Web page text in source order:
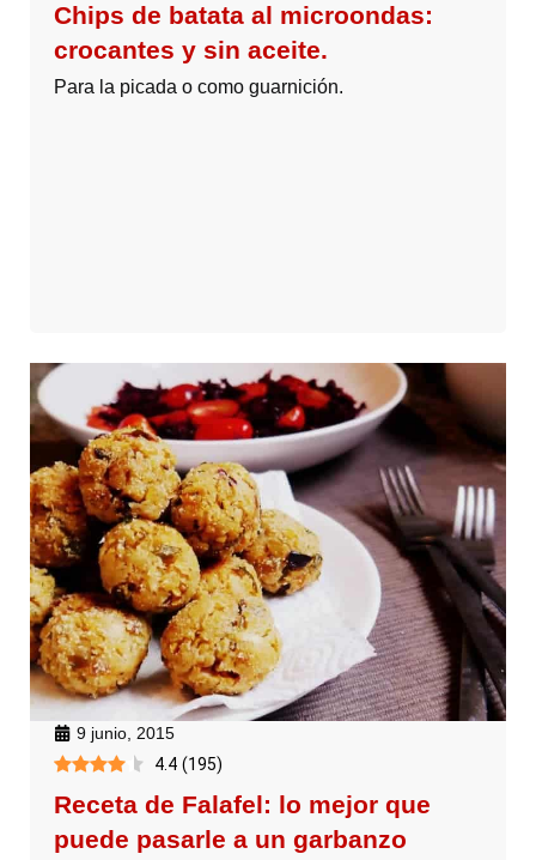
Chips de batata al microondas:
crocantes y sin aceite.
Para la picada o como guarnición.
9 junio, 2015
4.4 (195)
Receta de Falafel: lo mejor que
puede pasarle a un garbanzo